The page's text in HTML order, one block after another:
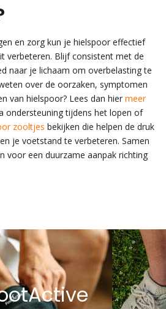
en zorg kun je hielspoor effectief
verbeteren. Blijf consistent met de
naar je lichaam om overbelasting te
over de oorzaken, symptomen
van hielspoor? Lees dan hier meer
ondersteuning tijdens het lopen of
zooltjes bekijken die helpen de druk
je voetstand te verbeteren. Samen
voor een duurzame aanpak richting